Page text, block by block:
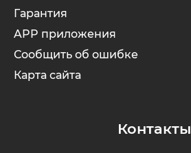
Гарантия
APP приложения
Сообщить об ошибке
Карта сайта
Контакты